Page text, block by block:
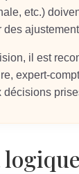
etc.)
il est
expert-